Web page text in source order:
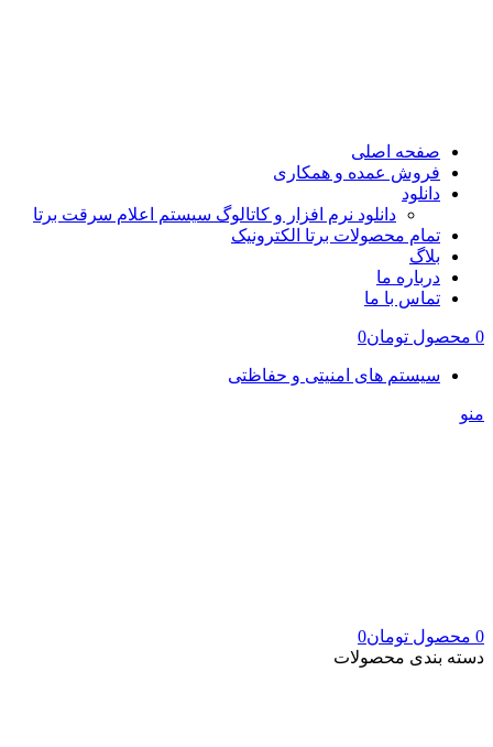
صفحه اصلی
فروش عمده و همکاری
دانلود
دانلود نرم افزار و کاتالوگ سیستم اعلام سرقت برتا
تمام محصولات برتا الکترونیک
بلاگ
درباره ما
تماس با ما
0 محصول تومان0
سیستم های امنیتی و حفاظتی
منو
0 محصول تومان0
دسته بندی محصولات